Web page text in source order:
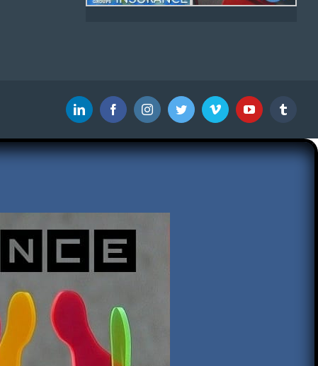
LinkedIn FacebookInstagramTwitterVimeo YouTube